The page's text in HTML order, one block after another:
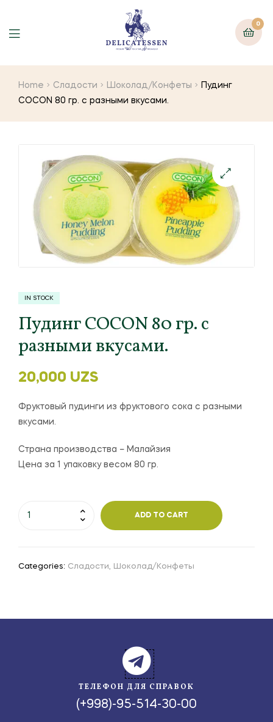
0
Home Сладости Шоколад/Конфеты
Пудинг
COCON 80 гр. с разными вкусами.
IN STOCK
Пудинг COCON 80 гр. с
разными вкусами.
20,000 UZS
Фруктовый пудинги из фруктового сока с разными
вкусами.
Страна производства – Малайзия
Цена за 1 упаковку весом 80 гр.
ADD TO CART
Categories: Сладости, Шоколад/Конфеты
ТЕЛЕФОН ДЛЯ СПРАВОК
(+998)-95-514-30-00